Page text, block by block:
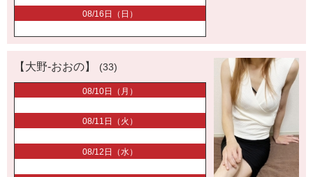
08/16日（日）
【大野-おおの】 (33)
08/10日（月）
08/11日（火）
08/12日（水）